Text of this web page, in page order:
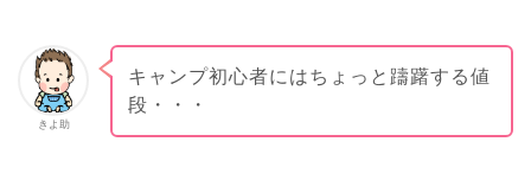
きよ助
キャンプ初心者にはちょっと躊躇する値
段・・・